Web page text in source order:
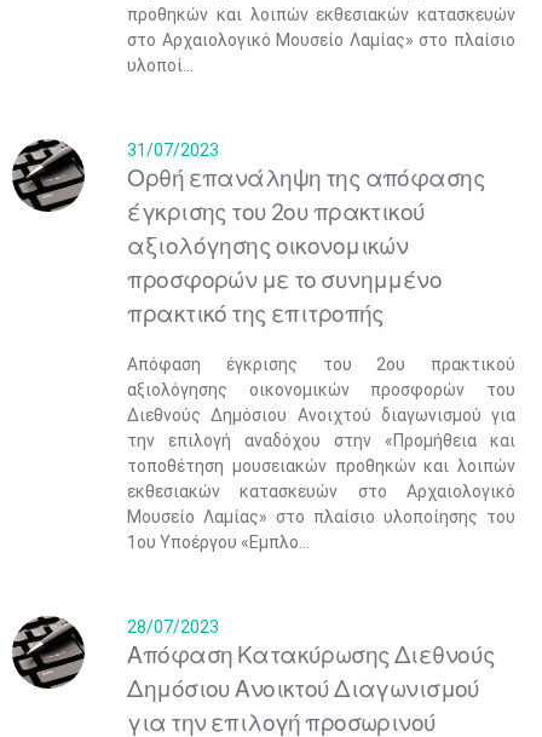
προθηκών και λοιπών εκθεσιακών κατασκευών
στο Αρχαιολογικό Μουσείο Λαμίας» στο πλαίσιο
υλοποί...
31/07/2023
Ορθή επανάληψη της απόφασης
έγκρισης του 2ου πρακτικού
αξιολόγησης οικονομικών
προσφορών με το συνημμένο
πρακτικό της επιτροπής
Απόφαση έγκρισης του 2ου πρακτικού
αξιολόγησης οικονομικών προσφορών του
Διεθνούς Δημόσιου Ανοιχτού διαγωνισμού για
την επιλογή αναδόχου στην «Προμήθεια και
τοποθέτηση μουσειακών προθηκών και λοιπών
εκθεσιακών κατασκευών στο Αρχαιολογικό
Μουσείο Λαμίας» στο πλαίσιο υλοποίησης του
1ου Υποέργου «Εμπλο...
28/07/2023
Απόφαση Κατακύρωσης Διεθνούς
Δημόσιου Ανοικτού Διαγωνισμού
για την επιλογή προσωρινού